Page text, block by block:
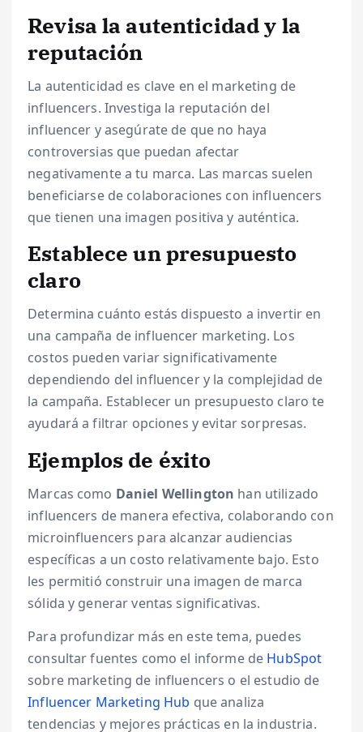
Revisa la autenticidad y la
reputación
La autenticidad es clave en el marketing de
influencers. Investiga la reputación del
influencer y asegúrate de que no haya
controversias que puedan afectar
negativamente a tu marca. Las marcas suelen
beneficiarse de colaboraciones con influencers
que tienen una imagen positiva y auténtica.
Establece un presupuesto
claro
Determina cuánto estás dispuesto a invertir en
una campaña de influencer marketing. Los
costos pueden variar significativamente
dependiendo del influencer y la complejidad de
la campaña. Establecer un presupuesto claro te
ayudará a filtrar opciones y evitar sorpresas.
Ejemplos de éxito
Marcas como Daniel Wellington han utilizado
influencers de manera efectiva, colaborando con
microinfluencers para alcanzar audiencias
específicas a un costo relativamente bajo. Esto
les permitió construir una imagen de marca
sólida y generar ventas significativas.
Para profundizar más en este tema, puedes
consultar fuentes como el informe de HubSpot
sobre marketing de influencers o el estudio de
Influencer Marketing Hub que analiza
tendencias y mejores prácticas en la industria.